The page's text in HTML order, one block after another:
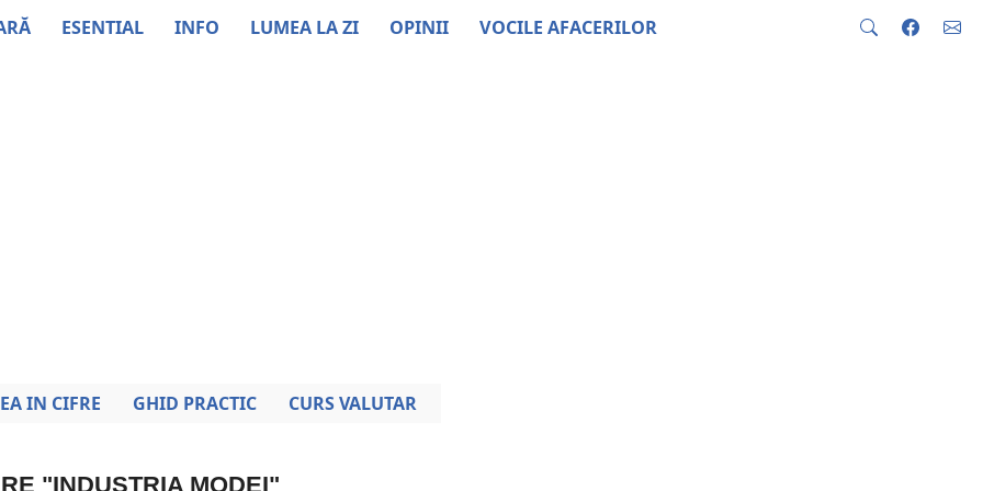
ESENTIAL INFO LUMEA LA ZI OPINII VOCILE AFACERILOR
IN CIFRE GHID PRACTIC CURS VALUTAR
"INDUSTRIA MODEI"